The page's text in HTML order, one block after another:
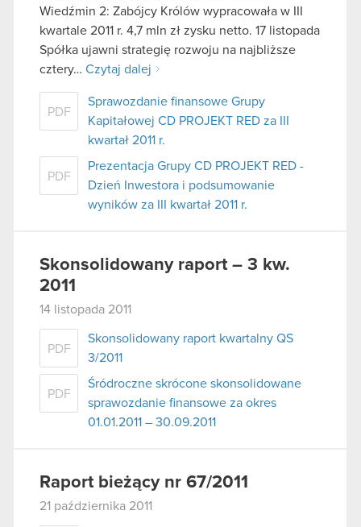
Wiedźmin 2: Zabójcy Królów wypracowała w III
kwartale 2011 r. 4,7 mln zł zysku netto. 17 listopada
Spółka ujawni strategię rozwoju na najbliższe
cztery… Czytaj dalej
PDF
Sprawozdanie finansowe Grupy
Kapitałowej CD PROJEKT RED za III
kwartał 2011 r.
PDF
Prezentacja Grupy CD PROJEKT RED -
Dzień Inwestora i podsumowanie
wyników za III kwartał 2011 r.
Skonsolidowany raport – 3 kw.
2011
14 listopada 2011
PDF
Skonsolidowany raport kwartalny QS
3/2011
PDF
Śródroczne skrócone skonsolidowane
sprawozdanie finansowe za okres
01.01.2011 – 30.09.2011
Raport bieżący nr 67/2011
21 października 2011